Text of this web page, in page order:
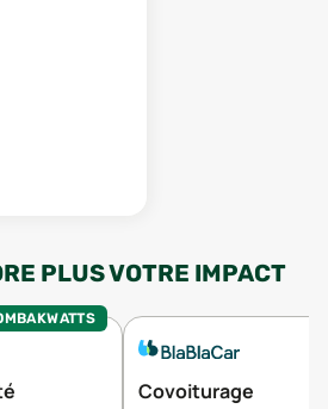
PLUS VOTRE IMPACT
Covoiturage